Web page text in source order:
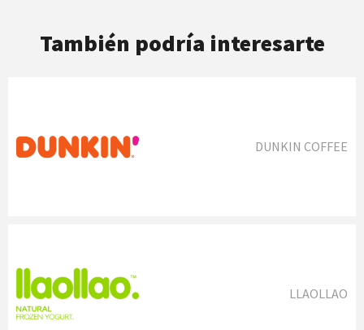
También podría interesarte
DUNKIN COFFEE
LLAOLLAO